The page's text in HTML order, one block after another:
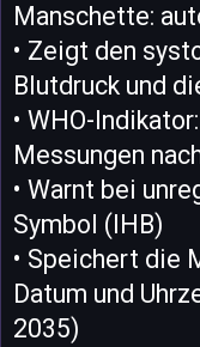
Manschette:
• Zeigt den
Blutdruck und
• WHO-
Messungen
• Warnt bei
Symbol (IHB)
• Speichert die
Datum und
2035)